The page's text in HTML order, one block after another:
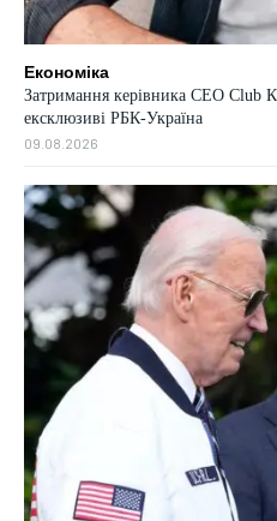
Економіка
Затримання керівника CEO Club
ексклюзиві РБК-Україна
09.08.2026